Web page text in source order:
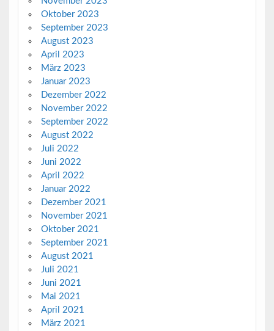
Oktober 2023
September 2023
August 2023
April 2023
März 2023
Januar 2023
Dezember 2022
November 2022
September 2022
August 2022
Juli 2022
Juni 2022
April 2022
Januar 2022
Dezember 2021
November 2021
Oktober 2021
September 2021
August 2021
Juli 2021
Juni 2021
Mai 2021
April 2021
März 2021